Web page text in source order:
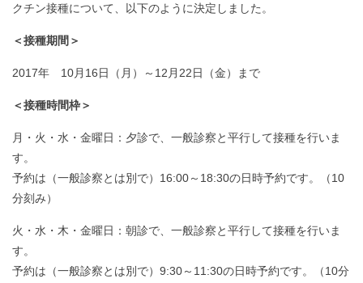
クチン接種について、以下のように決定しました。
＜接種期間＞
2017年 10月16日（月）～12月22日（金）まで
＜接種時間枠＞
月・火・水・金曜日：夕診で、一般診察と平行して接種を行いま
す。
予約は（一般診察とは別で）16:00～18:30の日時予約です。（10
分刻み）
火・水・木・金曜日：朝診で、一般診察と平行して接種を行いま
す。
予約は（一般診察とは別で）9:30～11:30の日時予約です。（10分